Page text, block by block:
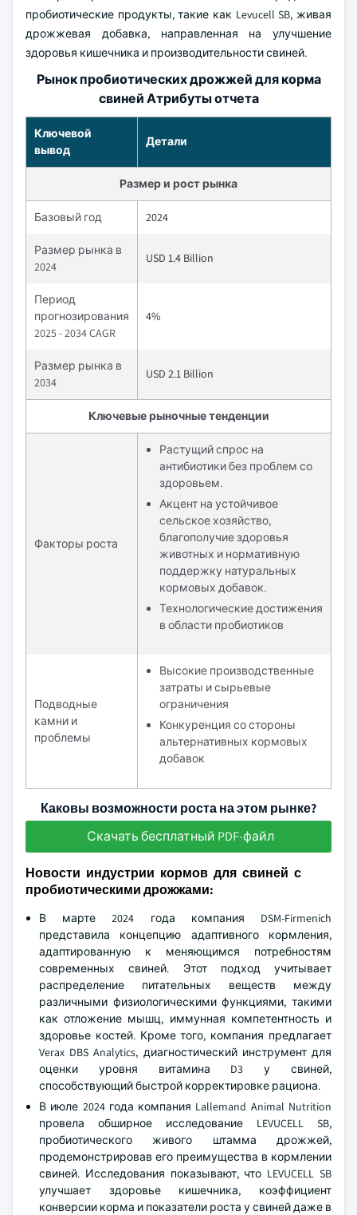
пробиотические продукты, такие как Levucell SB, живая
дрожжевая добавка, направленная на улучшение
здоровья кишечника и производительности свиней.
Рынок пробиотических дрожжей для корма
свиней Атрибуты отчета
Ключевой
вывод
Детали
Размер и рост рынка
Базовый год 2024
Размер рынка в
2024
USD 1.4 Billion
Период
прогнозирования
2025 - 2034 CAGR
4%
Размер рынка в
2034
USD 2.1 Billion
Ключевые рыночные тенденции
Факторы роста
Растущий спрос на
антибиотики без проблем со
здоровьем.
Акцент на устойчивое
сельское хозяйство,
благополучие здоровья
животных и нормативную
поддержку натуральных
кормовых добавок.
Технологические достижения
в области пробиотиков
Подводные
камни и
проблемы
Высокие производственные
затраты и сырьевые
ограничения
Конкуренция со стороны
альтернативных кормовых
добавок
Каковы возможности роста на этом рынке?
Скачать бесплатный PDF-файл
Новости индустрии кормов для свиней с
пробиотическими дрожжами:
В марте 2024 года компания DSM-Firmenich
представила концепцию адаптивного кормления,
адаптированную к меняющимся потребностям
современных свиней. Этот подход учитывает
распределение питательных веществ между
различными физиологическими функциями, такими
как отложение мышц, иммунная компетентность и
здоровье костей. Кроме того, компания предлагает
Verax DBS Analytics, диагностический инструмент для
оценки уровня витамина D3 у свиней,
способствующий быстрой корректировке рациона.
В июле 2024 года компания Lallemand Animal Nutrition
провела обширное исследование LEVUCELL SB,
пробиотического живого штамма дрожжей,
продемонстрировав его преимущества в кормлении
свиней. Исследования показывают, что LEVUCELL SB
улучшает здоровье кишечника, коэффициент
конверсии корма и показатели роста у свиней даже в